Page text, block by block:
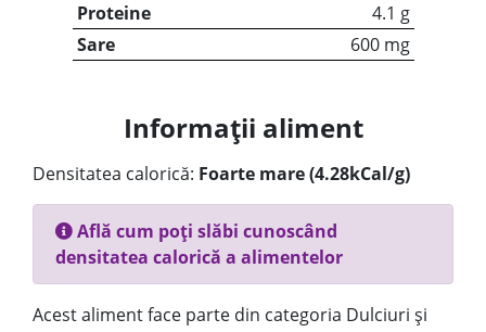
Proteine
4.1 g
Sare
600 mg
Informații aliment
Densitatea calorică: Foarte mare (4.28kCal/g)
Află cum poți slăbi cunoscând
densitatea calorică a alimentelor
Acest aliment face parte din categoria Dulciuri și